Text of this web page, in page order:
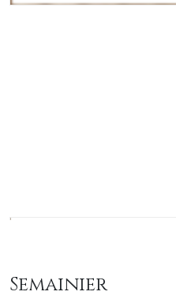
Semainier